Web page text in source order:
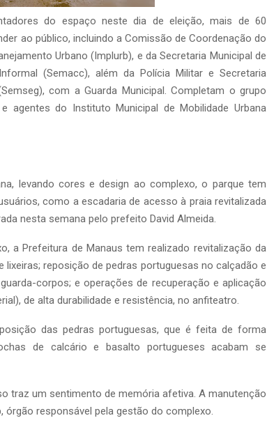
do espaço neste dia de eleição, mais de 60
ao público, incluindo a Comissão de Coordenação do
Urbano (Implurb), e da Secretaria Municipal de
(Semacc), além da Polícia Militar e Secretaria
com a Guarda Municipal. Completam o grupo
agentes do Instituto Municipal de Mobilidade Urbana
levando cores e design ao complexo, o parque tem
como a escadaria de acesso à praia revitalizada
nesta semana pelo prefeito David Almeida.
a Prefeitura de Manaus tem realizado revitalização da
reposição de pedras portuguesas no calçadão e
corpos; e operações de recuperação e aplicação
de alta durabilidade e resistência, no anfiteatro.
das pedras portuguesas, que é feita de forma
de calcário e basalto portugueses acabam se
traz um sentimento de memória afetiva. A manutenção
responsável pela gestão do complexo.